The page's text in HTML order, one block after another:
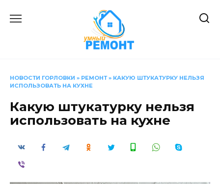
НОВОСТИ ГОРЛОВКИ » РЕМОНТ» КАКУЮ ШТУКАТУРКУ НЕЛЬЗЯ
ИСПОЛЬЗОВАТЬ НА КУХНЕ
Какую штукатурку нельзя
использовать на кухне